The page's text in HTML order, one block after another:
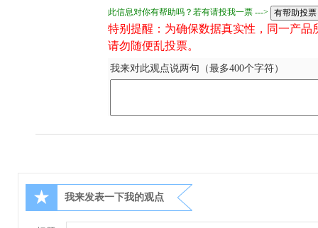
此信息对你有帮助吗？若有请投我一票 --->
特别提醒：为确保数据真实性，同一产
请勿随便乱投票。
我来对此观点说两句（最多400个字符）
★ 我来发表一下我的观点